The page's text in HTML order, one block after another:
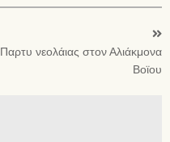
Παρτυ νεολάιας στον Αλιάκμονα
Βοϊου